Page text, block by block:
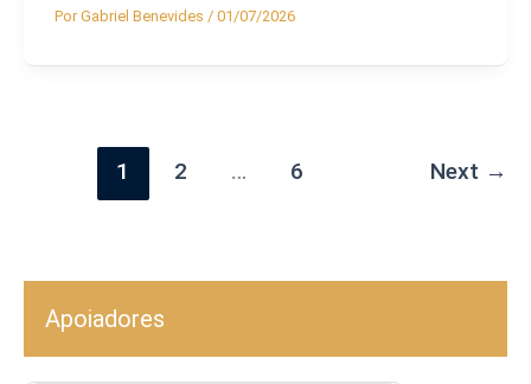
PorGabriel Benevides / 01/07/2026
1 2 … 6 Next →
Apoiadores